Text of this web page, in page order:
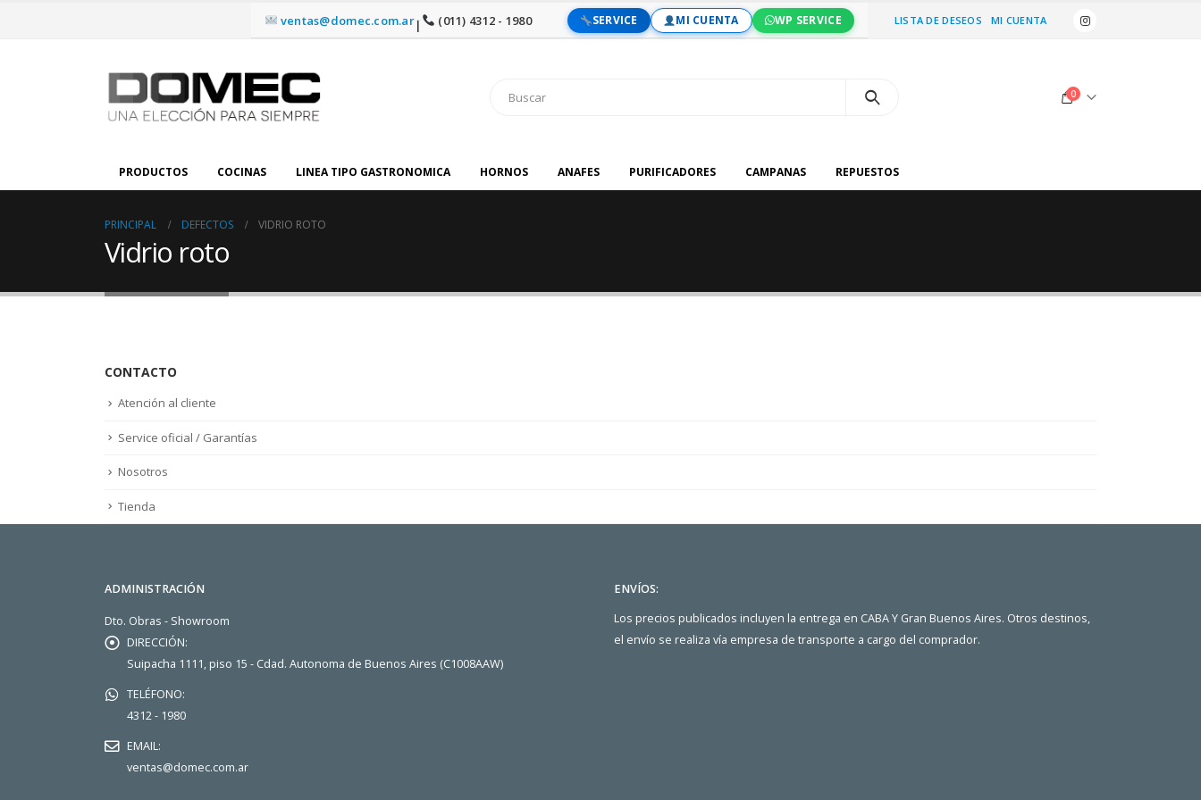
ventas@domec.com.ar| (011) 4312 - 1980 SERVICE MI CUENTA WP SERVICE LISTA DE DESEOS MI CUENTA
0
PRODUCTOS COCINAS LINEA TIPO GASTRONOMICA HORNOS ANAFES PURIFICADORES CAMPANAS REPUESTOS
PRINCIPAL DEFECTOS VIDRIO ROTO
Vidrio roto
CONTACTO
Atención al cliente
Service oficial / Garantías
Nosotros
Tienda
ADMINISTRACIÓN
Dto. Obras - Showroom
DIRECCIÓN:
Suipacha 1111, piso 15 - Cdad. Autonoma de Buenos Aires (C1008AAW)
TELÉFONO:
4312 - 1980
EMAIL:
ventas@domec.com.ar
ENVÍOS:
Los precios publicados incluyen la entrega en CABA Y Gran Buenos Aires. Otros destinos,
el envío se realiza vía empresa de transporte a cargo del comprador.